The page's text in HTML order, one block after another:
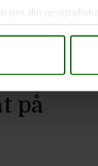
om din
genom att aktivt
när som helst
för att
vår trafik. Vi
på